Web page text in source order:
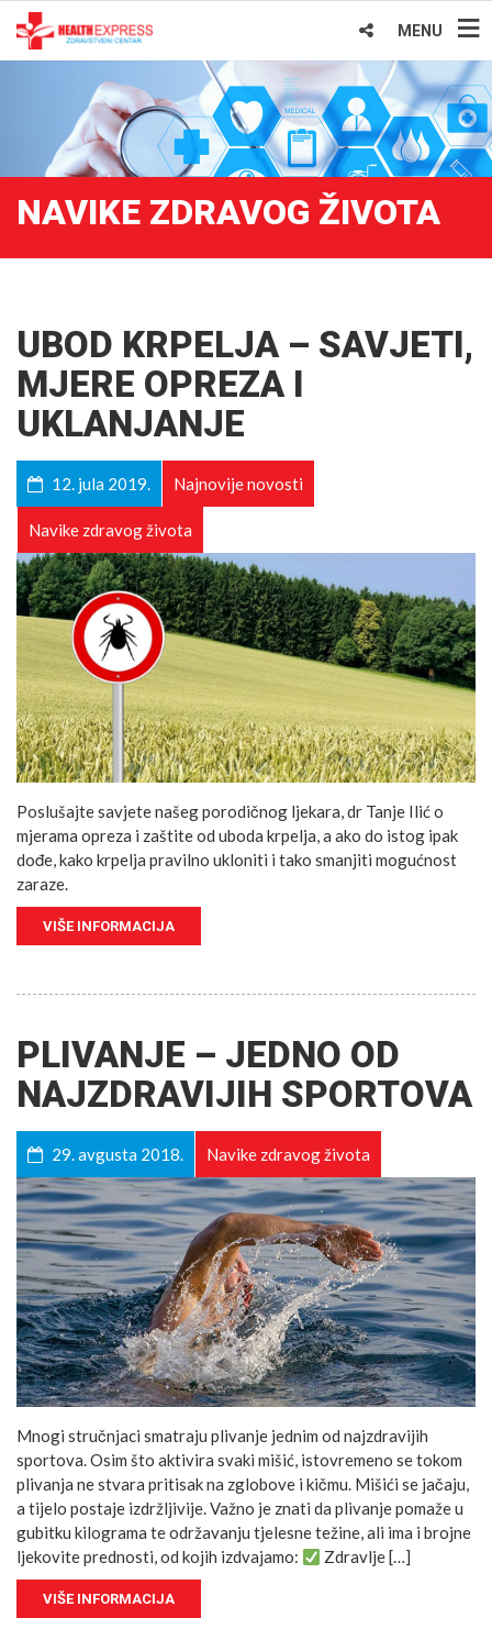
MENU
NAVIKE ZDRAVOG ŽIVOTA
UBOD KRPELJA – SAVJETI,
MJERE OPREZA I
UKLANJANJE
12. jula 2019. Najnovije novosti
Navike zdravog života
Poslušajte savjete našeg porodičnog ljekara, dr Tanje Ilić o
mjerama opreza i zaštite od uboda krpelja, a ako do istog ipak
dođe, kako krpelja pravilno ukloniti i tako smanjiti mogućnost
zaraze.
VIŠE INFORMACIJA
PLIVANJE – JEDNO OD
NAJZDRAVIJIH SPORTOVA
29. avgusta 2018. Navike zdravog života
Mnogi stručnjaci smatraju plivanje jednim od najzdravijih
sportova. Osim što aktivira svaki mišić, istovremeno se tokom
plivanja ne stvara pritisak na zglobove i kičmu. Mišići se jačaju,
a tijelo postaje izdržljivije. Važno je znati da plivanje pomaže u
gubitku kilograma te održavanju tjelesne težine, ali ima i brojne
ljekovite prednosti, od kojih izdvajamo:
Zdravlje […]
VIŠE INFORMACIJA